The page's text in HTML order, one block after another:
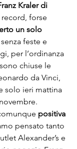
Kraler di
forse
un solo
feste e
per l’ordinanza
chiuse le
da Vinci,
solo ieri mattina
positiva
pensato tanto
Alexander’s e